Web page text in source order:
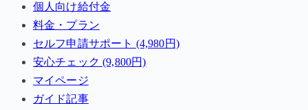
個人向け給付金
料金・プラン
セルフ申請サポート (4,980円)
安心チェック (9,800円)
マイページ
ガイド記事